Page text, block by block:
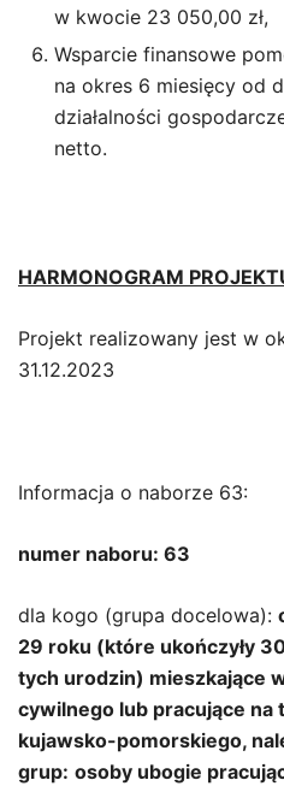
w kwocie 23 050,00 zł,
Wsparcie finansowe
na okres 6 miesięcy od
działalności
netto.
HARMONOGRAM
Projekt realizowany jest w
31.12.2023
Informacja o naborze 63:
numer naboru: 63
dla kogo (grupa docelowa):
29 roku (które ukończyły
tych urodzin) mieszkające
cywilnego lub pracujące
kujawsko-pomorskiego,
grup: osoby ubogie